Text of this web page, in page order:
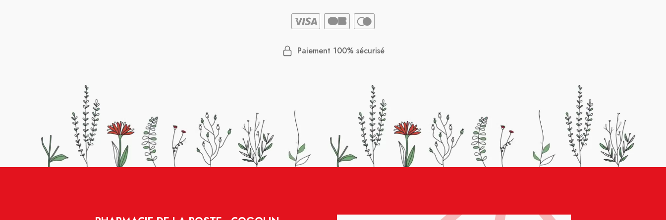
Paiement 100% sécurisé